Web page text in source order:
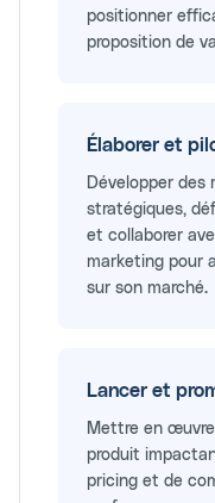
positionner
proposition de
Élaborer et
Développer des
stratégiques,
et collaborer
marketing pour
sur son marché.
Lancer et
Mettre en
produit
pricing et de